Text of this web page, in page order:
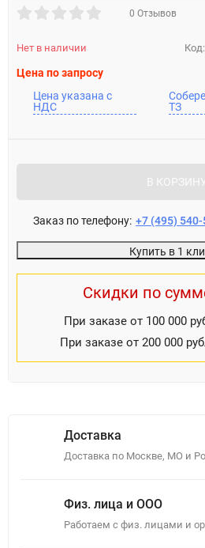
0 Отзывов
Код:
Нет в наличии
Цена по запросу
Цена указана с
НДС
ТЗ
В
Заказ по телефону: +7 (495)
Купить в 1
Скидки по
При заказе от 100 000
При заказе от 200 000
Доставка
Доставка по Москве, МО и
Физ. лица и ООО
Работаем с физ. лицами и